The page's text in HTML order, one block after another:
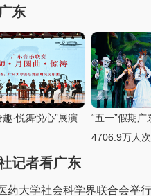
东
趣·悦舞悦心”展演
“五一”假期广
4706.9万人次
记者看广东
药大学社会科学界联合会举